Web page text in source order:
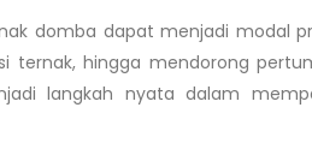
domba dapat menjadi modal
ternak, hingga mendorong
langkah nyata dalam